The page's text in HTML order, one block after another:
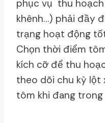
phục vụ thu
khênh…) phải đầy
trạng hoạt động
Chọn thời điểm
kích cỡ để thu
theo dõi chu kỳ lột
tôm khi đang trong